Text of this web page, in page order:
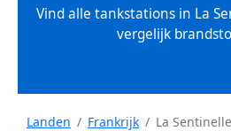
Vind alle tankstations in La
vergelijk
Landen Frankrijk La Sentinelle